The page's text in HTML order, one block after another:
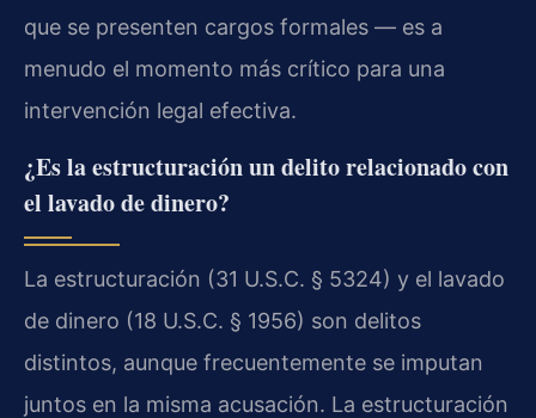
que se presenten cargos formales — es a
menudo el momento más crítico para una
intervención legal efectiva.
¿Es la estructuración un delito relacionado con
el lavado de dinero?
La estructuración (31 U.S.C. § 5324) y el lavado
de dinero (18 U.S.C. § 1956) son delitos
distintos, aunque frecuentemente se imputan
juntos en la misma acusación. La estructuración